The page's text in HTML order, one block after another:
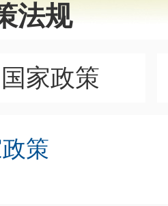
法规
国家政策
策